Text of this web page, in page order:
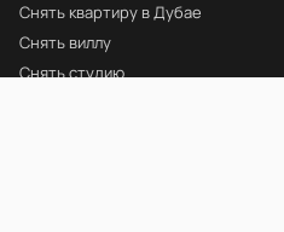
Снять квартиру в Дубае
Снять виллу
Снять студию